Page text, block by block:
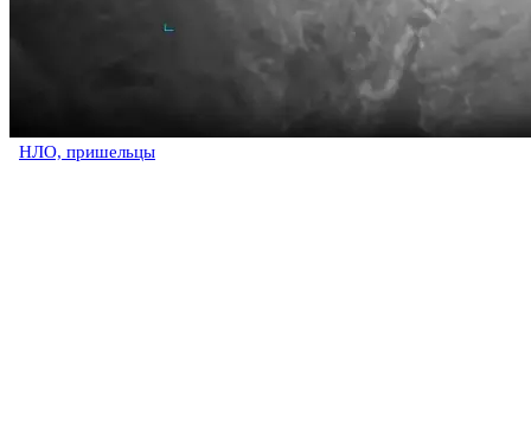
НЛО, пришельцы